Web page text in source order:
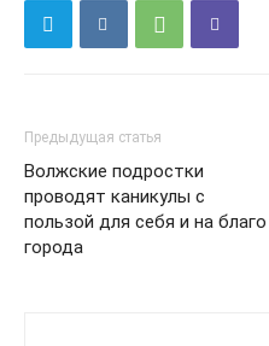
Предыдущая статья
Волжские подростки
проводят каникулы с
пользой для себя и на благо
города